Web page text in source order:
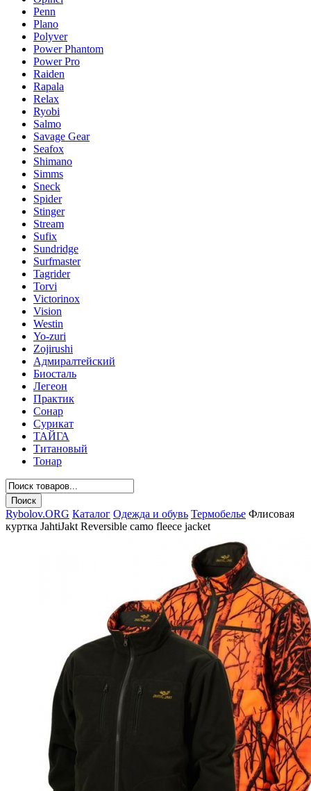
Penn
Plano
Polyver
Power Phantom
Power Pro
Raiden
Rapala
Relax
Ryobi
Salmo
Savage Gear
Seafox
Shimano
Simms
Sneck
Spider
Stinger
Stream
Sufix
Sundridge
Surfmaster
Tagrider
Torvi
Victorinox
Vision
Westin
Yo-zuri
Zojirushi
Адмиралтейский
Биосталь
Легеон
Практик
Сонар
Сурикат
ТАЙГА
Титановый
Тонар
Rybolov.ORG Каталог Одежда и обувь Термобелье Флисовая
куртка JahtiJakt Reversible camo fleece jacket